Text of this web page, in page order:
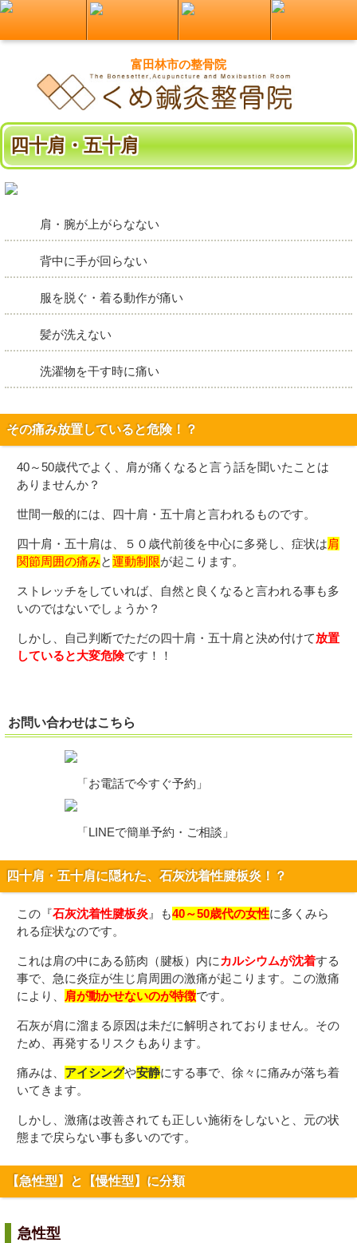
富田林市の整骨院
四十肩・五十肩
肩・腕が上がらなない
背中に手が回らない
服を脱ぐ・着る動作が痛い
髪が洗えない
洗濯物を干す時に痛い
その痛み放置していると危険！？
40～50歳代でよく、肩が痛くなると言う話を聞いたことは
ありませんか？
世間一般的には、四十肩・五十肩と言われるものです。
四十肩・五十肩は、５０歳代前後を中心に多発し、症状は肩
関節周囲の痛みと運動制限が起こります。
ストレッチをしていれば、自然と良くなると言われる事も多
いのではないでしょうか？
しかし、自己判断でただの四十肩・五十肩と決め付けて放置
していると大変危険です！！
お問い合わせはこちら
「お電話で今すぐ予約」
「LINEで簡単予約・ご相談」
四十肩・五十肩に隠れた、石灰沈着性腱板炎！？
この『石灰沈着性腱板炎 』も40～50歳代の女性に多くみら
れる症状なのです。
これは肩の中にある筋肉（腱板）内に カルシウムが沈着する
事で、急に炎症が生じ肩周囲の激痛が起こります。この激痛
により、
肩が動かせないのが特徴です。
石灰が肩に溜まる原因は未だに解明されておりません。その
ため、再発するリスクもあります。
痛みは、 アイシングや安静にする事で、徐々に痛みが落ち着
いてきます。
しかし、激痛は改善されても正しい施術をしないと、元の状
態まで戻らない事も多いのです。
【急性型】と【慢性型】に分類
急性型